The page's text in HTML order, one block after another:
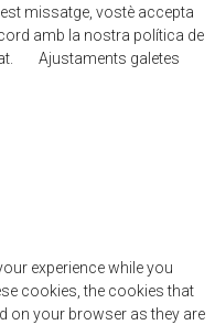
missatge, vostè accepta
amb la nostra política de
Ajustaments galetes
experience while you
cookies, the cookies that
on your browser as they are